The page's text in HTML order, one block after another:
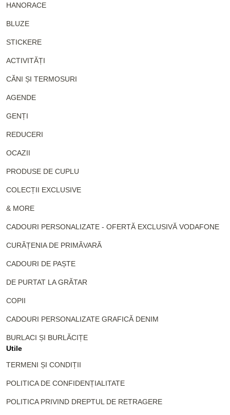
HANORACE
BLUZE
STICKERE
ACTIVITĂȚI
CĂNI ȘI TERMOSURI
AGENDE
GENȚI
REDUCERI
OCAZII
PRODUSE DE CUPLU
COLECȚII EXCLUSIVE
& MORE
CADOURI PERSONALIZATE - OFERTĂ EXCLUSIVĂ VODAFONE
CURĂȚENIA DE PRIMĂVARĂ
CADOURI DE PAȘTE
DE PURTAT LA GRĂTAR
COPII
CADOURI PERSONALIZATE GRAFICĂ DENIM
BURLACI ȘI BURLĂCIȚE
Utile
TERMENI ȘI CONDIȚII
POLITICA DE CONFIDENȚIALITATE
POLITICA PRIVIND DREPTUL DE RETRAGERE